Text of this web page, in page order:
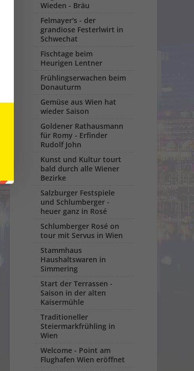
Wieden - Bräu
Felmayer's - der
grandiose Festerlwirt in
Schwechat
Fischtage beim
Heurigen Lentner
Frühlingserwachen beim
Donauturm
Gemüse aus Wien hat
wieder Saison
Goldener Rathausmann
für Romy - Erfinder
Rudolf John
Kunst und Kultur tourt
bald durch alle Wiener
Bezirke
Salzburger Festspiele
und Schlumberger -
heuer ganz in Rosé
Schlumberger Rosé on
tour mit Servus in Wien
Stammhaus
Haushaltswaren in
Simmering
Start der Terrassen -
Saison in der alten
Kaisermühle
Traditioneller
Steiermarkfrühling in
Wien
Welcome - Point am
Flughafen Wien eröffnet